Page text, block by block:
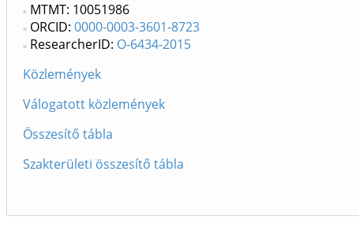
MTMT: 10051986
ORCID: 0000-0003-3601-8723
ResearcherID: O-6434-2015
Közlemények
Válogatott közlemények
Összesítő tábla
Szakterületi összesítő tábla